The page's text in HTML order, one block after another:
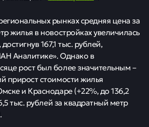
вопросов с финансовыми
к повышенным
по ипотеке позволило
предложить жилье на рынке. В
начали постепенно повышать
за прошлый месяц они выросли
сообщает «Коммерсант».